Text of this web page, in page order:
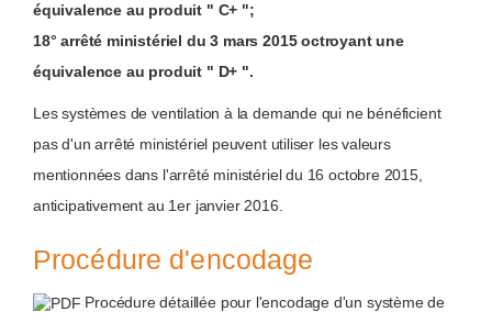
équivalence au produit " C+ ";
18°arrêté ministériel du 3 mars 2015octroyant une
équivalence au produit " D+ ".
Les systèmes de ventilation à la demande qui ne bénéficient
pas d'un arrêté ministériel peuvent utiliser les valeurs
mentionnées dans l'arrêté ministériel du 16 octobre 2015,
anticipativement au 1er janvier 2016.
Procédure d'encodage
Procédure détaillée pour l'encodage d'un système de